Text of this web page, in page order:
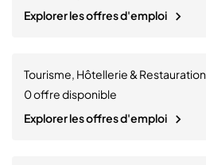
Explorer les offres d'emploi
Tourisme, Hôtellerie & Restauration
0offre disponible
Explorer les offres d'emploi